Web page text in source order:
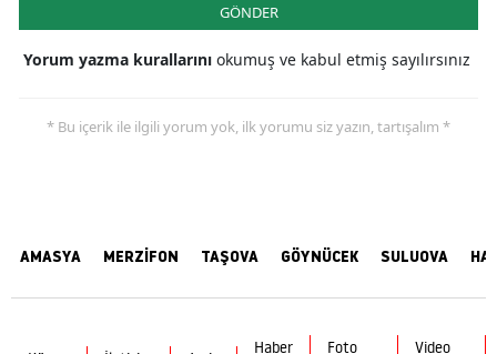
GÖNDER
Yorum yazma kurallarını okumuş ve kabul etmiş sayılırsınız
* Bu içerik ile ilgili yorum yok, ilk yorumu siz yazın, tartışalım *
AMASYA MERZİFON TAŞOVA GÖYNÜCEK SULUOVA
Haber Foto Video